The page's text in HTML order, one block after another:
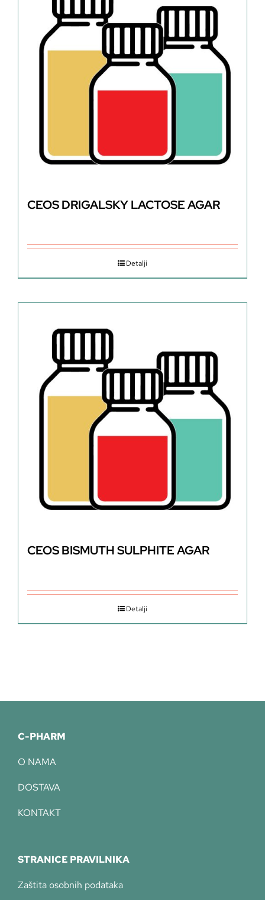
CEOS DRIGALSKY LACTOSE AGAR
Detalji
CEOS BISMUTH SULPHITE AGAR
Detalji
C-PHARM
O NAMA
DOSTAVA
KONTAKT
STRANICE PRAVILNIKA
Zaštita osobnih podataka